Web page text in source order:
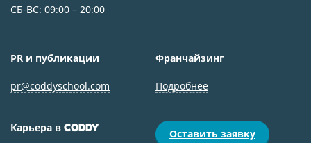
СБ-ВС: 09:00 – 20:00
PR и публикации
pr@coddyschool.com
Франчайзинг
Подробнее
Карьера в CODDY Оставить заявку